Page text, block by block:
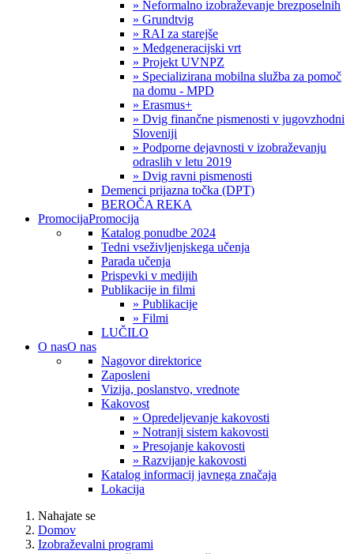
» Neformalno izobraževanje brezposelnih
» Grundtvig
» RAI za starejše
» Medgeneracijski vrt
» Projekt UVNPZ
» Specializirana mobilna služba za pomoč
na domu - MPD
» Erasmus+
» Dvig finančne pismenosti v jugovzhodni
Sloveniji
» Podporne dejavnosti v izobraževanju
odraslih v letu 2019
» Dvig ravni pismenosti
Demenci prijazna točka (DPT)
BEROČA REKA
PromocijaPromocija
Katalog ponudbe 2024
Tedni vseživljenjskega učenja
Parada učenja
Prispevki v medijih
Publikacije in filmi
» Publikacije
» Filmi
LUČILO
O nasO nas
Nagovor direktorice
Zaposleni
Vizija, poslanstvo, vrednote
Kakovost
» Opredeljevanje kakovosti
» Notranji sistem kakovosti
» Presojanje kakovosti
» Razvijanje kakovosti
Katalog informacij javnega značaja
Lokacija
Nahajate se
Domov
Izobraževalni programi